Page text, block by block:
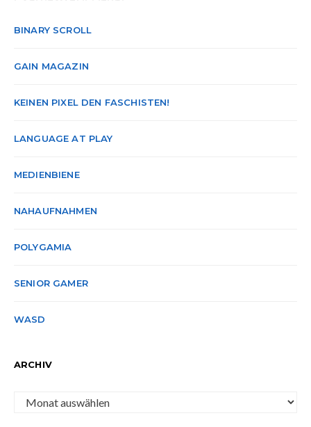
BINARY SCROLL
GAIN MAGAZIN
KEINEN PIXEL DEN FASCHISTEN!
LANGUAGE AT PLAY
MEDIENBIENE
NAHAUFNAHMEN
POLYGAMIA
SENIOR GAMER
WASD
ARCHIV
Archiv